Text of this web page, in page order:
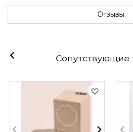
Отзывы
Сопутствующие